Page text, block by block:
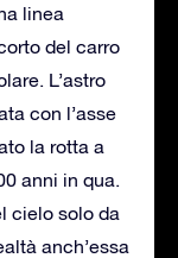
linea
del carro
L’astro
con l’asse
la rotta a
anni in qua.
cielo solo da
anch’essa